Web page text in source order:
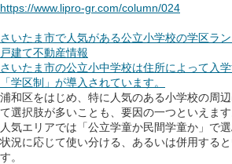
https://www.lipro-gr.com/column/024
さいたま市で人気がある公立小学校の学区ラ
戸建て不動産情報
さいたま市の公立小中学校は住所によって入
「学区制」が導入されています。
浦和区をはじめ、特に人気のある小学校の周
て選択肢が多いことも、要因の一つといえます
人気エリアでは「公立学童か民間学童か」で
状況に応じて使い分ける、あるいは併用する
す。